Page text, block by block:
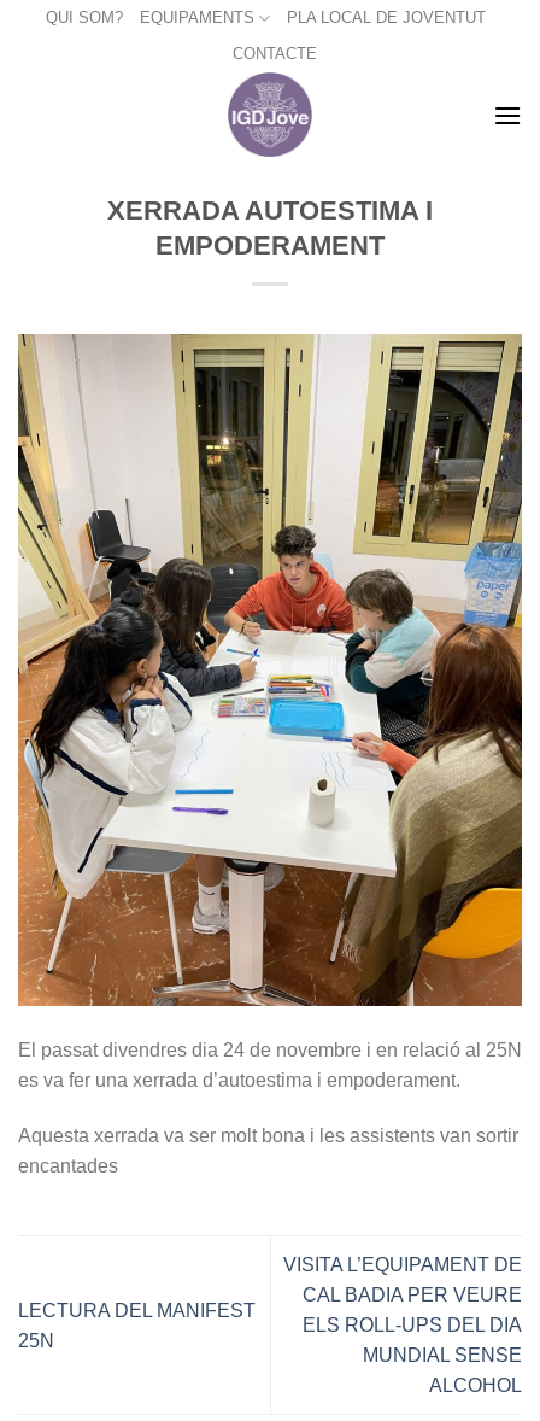
QUI SOM? EQUIPAMENTS
PLA LOCAL DE JOVENTUT
CONTACTE
XERRADA AUTOESTIMA I
EMPODERAMENT
El passat divendres dia 24 de novembre i en relació al 25N
es va fer una xerrada d’autoestima i empoderament.
Aquesta xerrada va ser molt bona i les assistents van sortir
encantades
LECTURA DEL MANIFEST
25N
VISITA L’EQUIPAMENT DE
CAL BADIA PER VEURE
ELS ROLL-UPS DEL DIA
MUNDIAL SENSE
ALCOHOL